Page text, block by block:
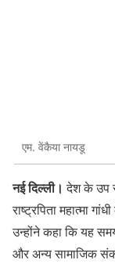
एम. वेंकैया नायडू
नई दिल्ली। देश के उप
राष्ट्रपिता महात्मा
उन्होंने कहा कि यह
और अन्य सामाजिक